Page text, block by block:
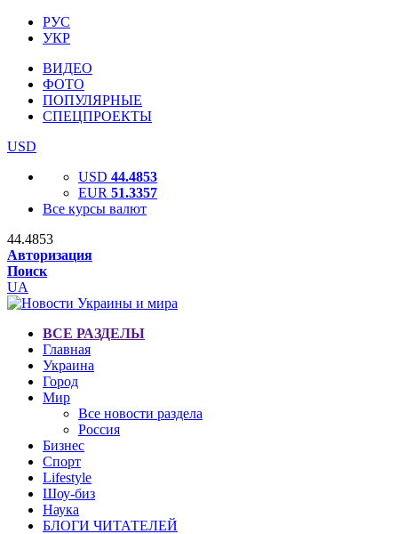
РУС
УКР
ВИДЕО
ФОТО
ПОПУЛЯРНЫЕ
СПЕЦПРОЕКТЫ
USD
USD 44.4853
EUR 51.3357
Все курсы валют
44.4853
Авторизация
Поиск
UA
ВСЕ РАЗДЕЛЫ
Главная
Украина
Город
Мир
Все новости раздела
Россия
Бизнес
Спорт
Lifestyle
Шоу-биз
Наука
БЛОГИ ЧИТАТЕЛЕЙ